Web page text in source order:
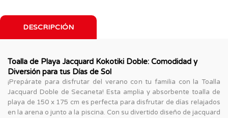
DESCRIPCIÓN
Toalla de Playa Jacquard Kokotiki Doble: Comodidad y
Diversión para tus Días de Sol
¡Prepárate para disfrutar del verano con tu familia con la Toalla
Jacquard Doble de Secaneta! Esta amplia y absorbente toalla de
playa de 150 x 175 cm es perfecta para disfrutar de días relajados
en la arena o junto a la piscina. Con su divertido diseño de jacquard